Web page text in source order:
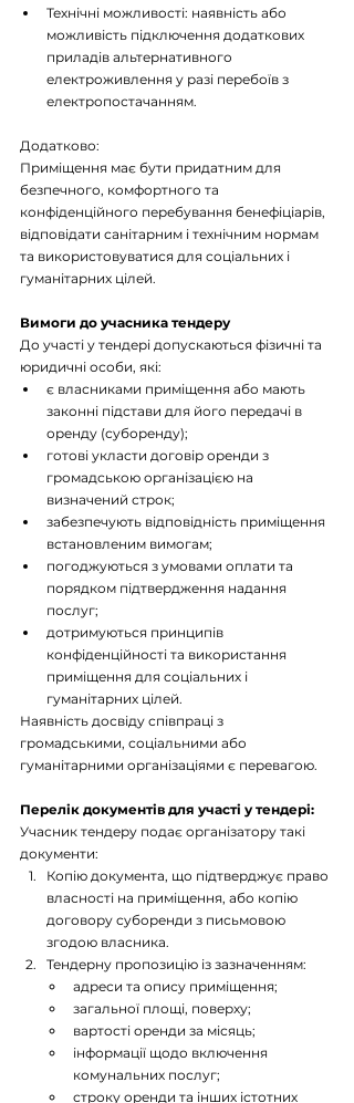
Технічні можливості: наявність або
можливість підключення додаткових
приладів альтернативного
електроживлення у разі перебоїв з
електропостачанням.
Додатково:
Приміщення має бути придатним для
безпечного, комфортного та
конфіденційного перебування бенефіціарів,
відповідати санітарним і технічним нормам
та використовуватися для соціальних і
гуманітарних цілей.
Вимоги до учасника тендеру
До участі у тендері допускаються фізичні та
юридичні особи, які:
є власниками приміщення або мають
законні підстави для його передачі в
оренду (суборенду);
готові укласти договір оренди з
громадською організацією на
визначений строк;
забезпечують відповідність приміщення
встановленим вимогам;
погоджуються з умовами оплати та
порядком підтвердження надання
послуг;
дотримуються принципів
конфіденційності та використання
приміщення для соціальних і
гуманітарних цілей.
Наявність досвіду співпраці з
громадськими, соціальними або
гуманітарними організаціями є перевагою.
Перелік документів для участі у тендері:
Учасник тендеру подає організатору такі
документи:
Копію документа, що підтверджує право
власності на приміщення, або копію
договору суборенди з письмовою
згодою власника.
Тендерну пропозицію із зазначенням:
адреси та опису приміщення;
загальної площі, поверху;
вартості оренди за місяць;
інформації щодо включення
комунальних послуг;
строку оренди та інших істотних